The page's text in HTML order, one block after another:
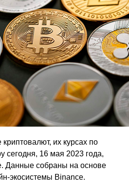
их курсах по
сегодня, 16 мая 2023 года,
Данные собраны на основе
экосистемы Binance.